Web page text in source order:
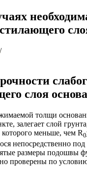
слоя
толщи
залегает слой
которого меньше, чем R0
непосредственно
размеры подошвы
проверены по